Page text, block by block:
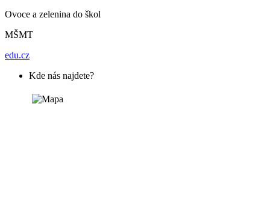
Ovoce a zelenina do škol
MŠMT
edu.cz
Kde nás najdete?